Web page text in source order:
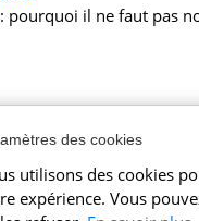
: pourquoi il ne faut pas
des cookies
utilisons des cookies
expérience. Vous